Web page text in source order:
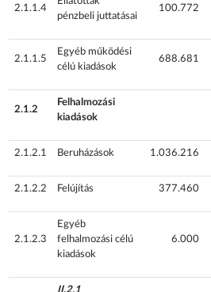
2.1.1.4
pénzbeli juttatásai
100.772
2.1.1.5
Egyéb működési
célú kiadások
688.681
2.1.2
Felhalmozási
kiadások
2.1.2.1 Beruházások 1.036.216
2.1.2.2 Felújítás 377.460
2.1.2.3
Egyéb
felhalmozási célú
kiadások
6.000
II.2.1